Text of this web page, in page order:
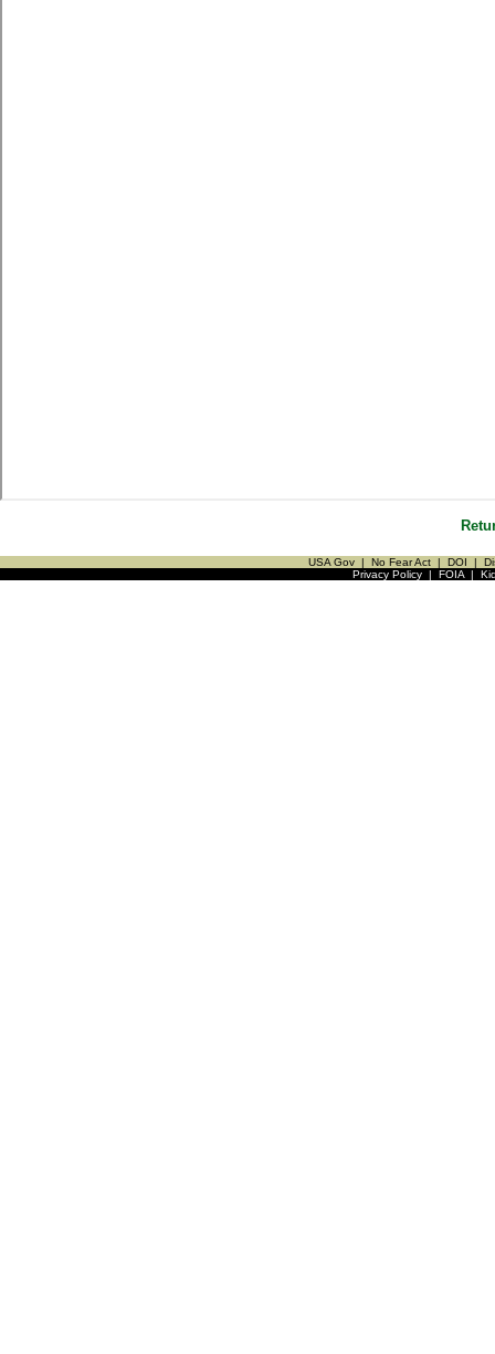
USA Gov | No Fear Act | DOI |
Privacy Policy| FOIA|